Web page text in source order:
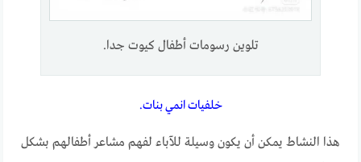
تلوين رسومات أطفال كيوت جدا.
خلفيات انمي بنات.
هذا النشاط يمكن أن يكون وسيلة للآباء لفهم مشاعر أطفالهم بشكل